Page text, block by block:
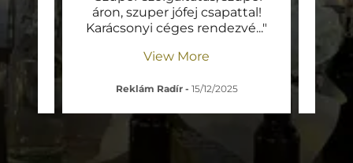
áron, szuper jófej csapattal!
Karácsonyi céges rendezvé..."
View More
Reklám Radír- 15/12/2025